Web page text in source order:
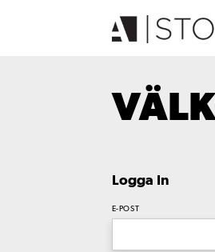
Logga In
E-POST